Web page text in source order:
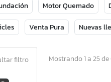
Motor Quemado
Venta Pura Nuevas
filtro Mostrando 1 a 25